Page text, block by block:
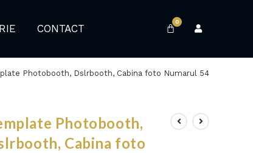
CONTACT
0
Photobooth, Dslrbooth, Cabina foto Numarul 54
Photobooth,
Cabina foto